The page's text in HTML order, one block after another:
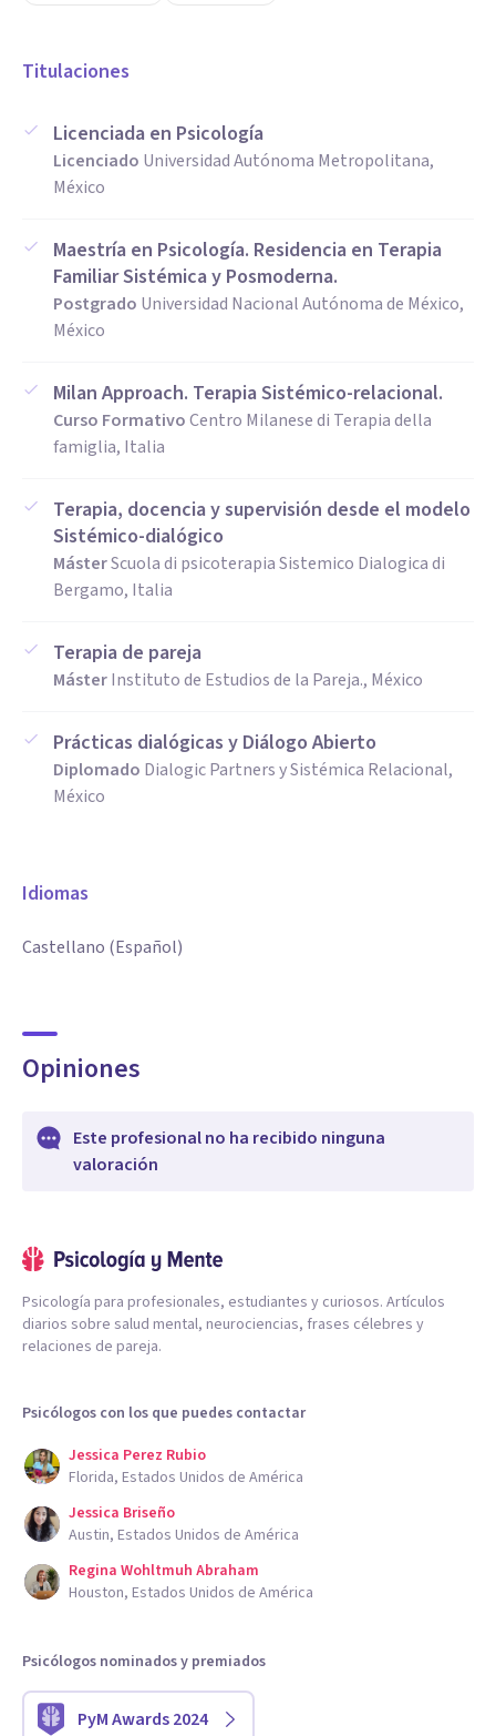
Titulaciones
Licenciada en Psicología
Licenciado Universidad Autónoma Metropolitana,
México
Maestría en Psicología. Residencia en Terapia
Familiar Sistémica y Posmoderna.
Postgrado Universidad Nacional Autónoma de México,
México
Milan Approach. Terapia Sistémico-relacional.
Curso FormativoCentro Milanese di Terapia della
famiglia, Italia
Terapia, docencia y supervisión desde el modelo
Sistémico-dialógico
MásterScuola di psicoterapia Sistemico Dialogica di
Bergamo, Italia
Terapia de pareja
MásterInstituto de Estudios de la Pareja., México
Prácticas dialógicas y Diálogo Abierto
Diplomado Dialogic Partners y Sistémica Relacional,
México
Idiomas
Castellano (Español)
Opiniones
Este profesional no ha recibido ninguna
valoración
Psicología para profesionales, estudiantes y curiosos. Artículos
diarios sobre salud mental, neurociencias, frases célebres y
relaciones de pareja.
Psicólogos con los que puedes contactar
Jessica Perez Rubio
Florida, Estados Unidos de América
Jessica Briseño
Austin, Estados Unidos de América
Regina Wohltmuh Abraham
Houston, Estados Unidos de América
Psicólogos nominados y premiados
PyM Awards 2024